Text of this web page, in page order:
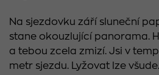
Na sjezdovku září sluneční
stane okouzlující panorama.
a tebou zcela zmizí. Jsi v
metr sjezdu. Lyžovat lze